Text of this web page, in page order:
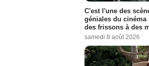
C'est l'une des
géniales du cinéma
des frissons à des
samedi 8 août 2026